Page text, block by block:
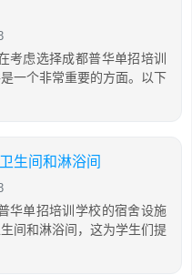
考虑选择成都普华单招培训
一个非常重要的方面。以下
生间和淋浴间
华单招培训学校的宿舍设施
间和淋浴间，这为学生们提